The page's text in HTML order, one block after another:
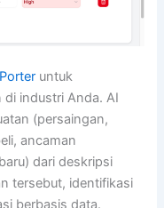
untuk
industri Anda. AI
(persaingan,
ancaman
dari deskripsi
tersebut, identifikasi
berbasis data.